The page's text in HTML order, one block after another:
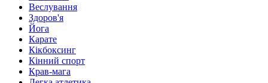
Веслування
Здоров'я
Йога
Карате
Кікбоксинг
Кінний спорт
Крав-мага